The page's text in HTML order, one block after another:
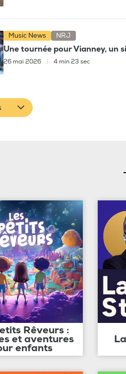
Music News NRJ
Une tournée pour Vianney, un
26 mai 2026 | 4 min 23 sec
Rêveurs :
et aventures
enfants